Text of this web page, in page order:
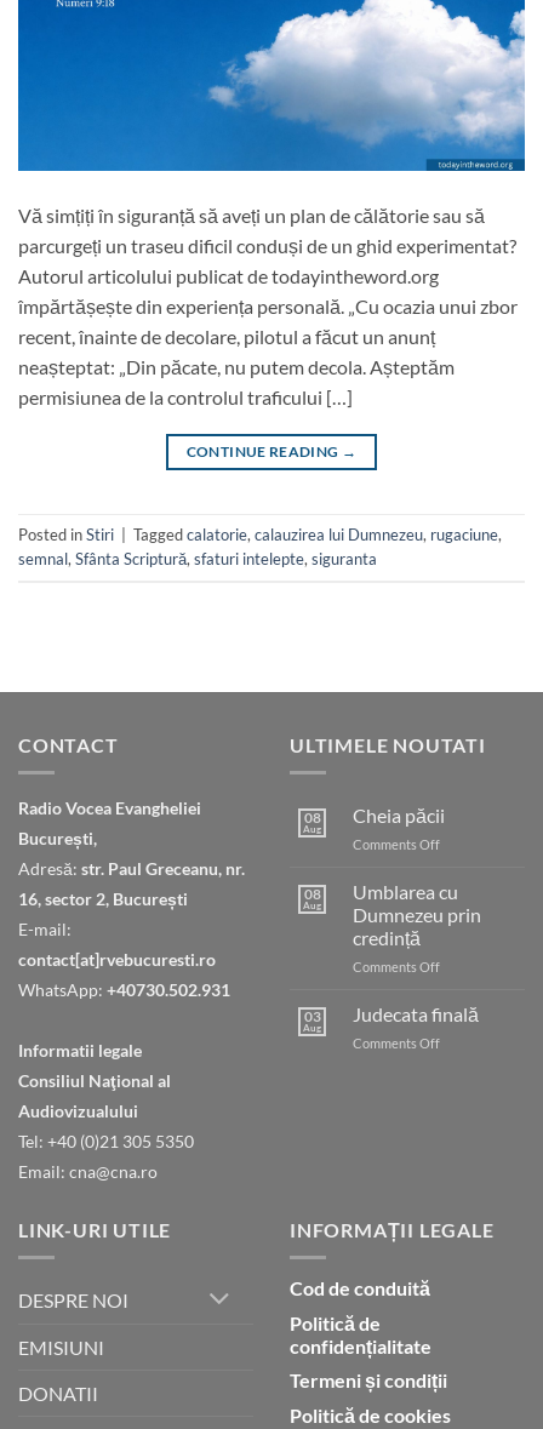
Vă simțiți în siguranță să aveți un plan de călătorie sau să
parcurgeți un traseu dificil conduși de un ghid experimentat?
Autorul articolului publicat de todayintheword.org
împărtășește din experiența personală. „Cu ocazia unui zbor
recent, înainte de decolare, pilotul a făcut un anunț
neașteptat: „Din păcate, nu putem decola. Așteptăm
permisiunea de la controlul traficului […]
CONTINUE READING →
Posted inStiri Taggedcalatorie, calauzirea lui Dumnezeu, rugaciune,
semnal, Sfânta Scriptură, sfaturi intelepte, siguranta
CONTACT
Radio Vocea Evangheliei
București,
Adresă: str. Paul Greceanu, nr.
16, sector 2, București
E-mail:
contact[at]rvebucuresti.ro
WhatsApp: +40730.502.931
Informatii legale
Consiliul Naţional al
Audiovizualului
Tel: +40 (0)21 305 5350
Email: cna@cna.ro
ULTIMELE NOUTATI
08
Aug
Cheia păcii
Comments Offon
08
Aug
Umblarea cu
Dumnezeu prin
credință
Comments Offon
cu
Dumnezeu
prin
03
Aug
Judecata finală
Comments Offon
LINK-URI UTILE
DESPRE NOI
EMISIUNI
DONATII
INFORMAȚII LEGALE
Cod de conduită
Politică de
confidențialitate
Termeni și condiții
Politică de cookies